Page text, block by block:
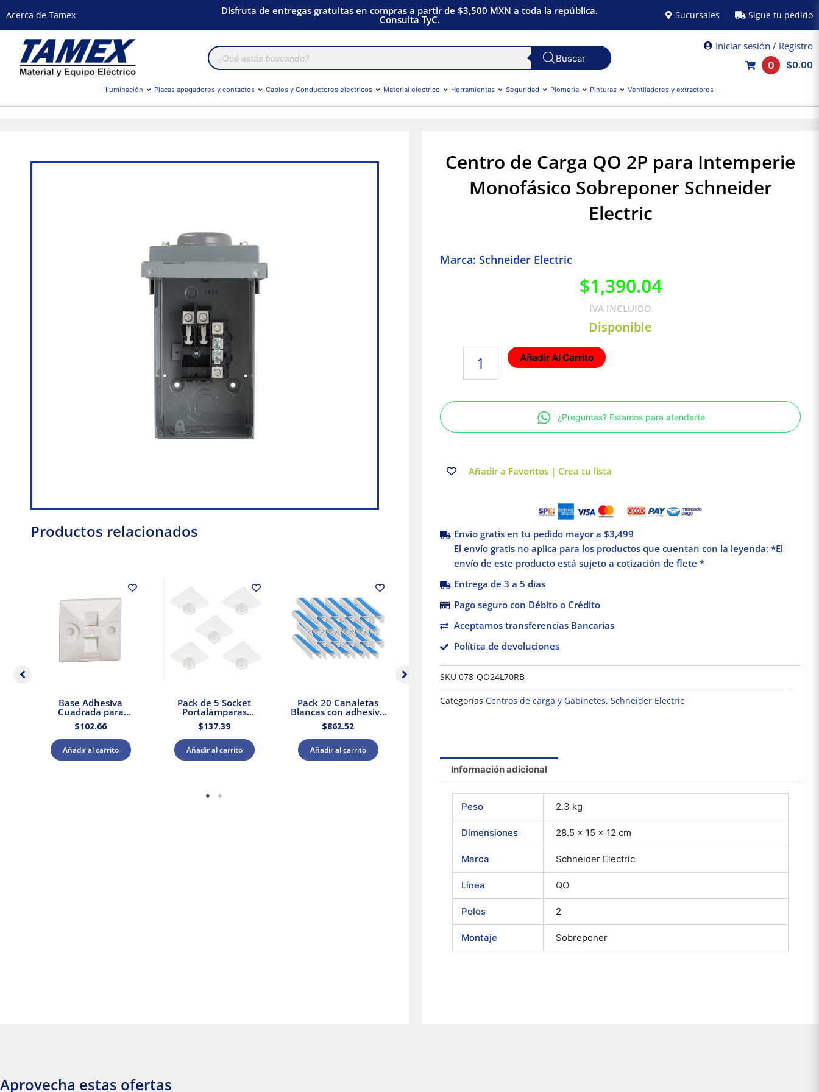
Acerca de Tamex Disfruta de entregas gratuitas en compras a partir de $3,500 MXN a toda la república.
Consulta TyC. Sucursales Sigue tu pedido
Búsqueda
de
productos
Iniciar sesión / Registro
0
$0.00
Iluminación Placas apagadores y contactos Cables y Conductores electricos Material electrico Herramientas Seguridad Plomería Pinturas Ventiladores y extractores
Productos relacionados
Base Adhesiva
Cuadrada para
Cinchos de Plástico
100pzs. Dexson
DXN3200B
$102.66
Añadir al carrito
Pack de 5 Socket
Portalámparas
cuadrada E27 Blanco
Dexson Schneider
Electric
$137.39
Añadir al carrito
Pack 20 Canaletas
Blancas con adhesivo
20x12mm 2mts.
Dexson Schneider
Electric
$862.52
Añadir al carrito
Selector Negro Ø 22 Cabeza de Pulsador Base Adhesiva
Centro de Carga QO 2P para Intemperie
Monofásico Sobreponer Schneider
Electric
Marca: Schneider Electric
$1,390.04
IVA INCLUIDO
Disponible
Carga
2P
para
Sobreponer
Añadir Al Carrito
¿Preguntas? Estamos para atenderte
Añadir a Favoritos | Crea tu lista
Envío gratis en tu pedido mayor a $3,499
El envío gratis no aplica para los productos que cuentan con la leyenda: *El
envío de este producto está sujeto a cotización de flete *
Entrega de 3 a 5 días
Pago seguro con Débito o Crédito
Aceptamos transferencias Bancarias
Política de devoluciones
SKU 078-QO24L70RB
Categorías Centros de carga y Gabinetes, Schneider Electric
Información adicional
Peso 2.3 kg
Dimensiones 28.5 × 15 × 12 cm
Marca Schneider Electric
Línea QO
Polos 2
Montaje Sobreponer
Aprovecha estas ofertas